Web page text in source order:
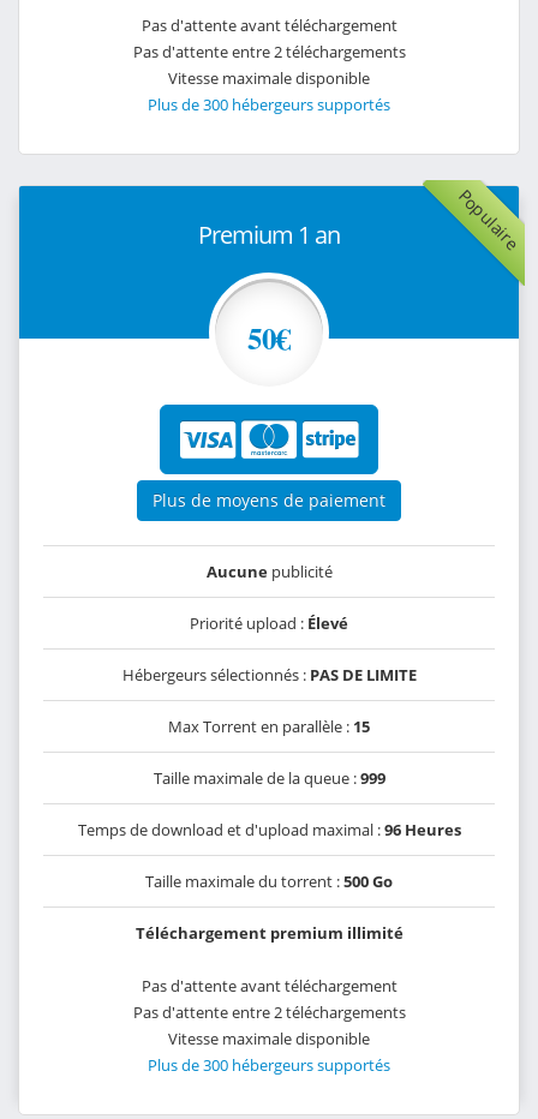
Pas d'attente avant téléchargement
Pas d'attente entre 2 téléchargements
Vitesse maximale disponible
Plus de 300 hébergeurs supportés
Populaire
Premium 1 an
50€
Plus de moyens de paiement
Aucunepublicité
Priorité upload : Élevé
Hébergeurs sélectionnés : PAS DE LIMITE
Max Torrent en parallèle : 15
Taille maximale de la queue :999
Temps de download et d'upload maximal :96 Heures
Taille maximale du torrent :500 Go
Téléchargement premium illimité
Pas d'attente avant téléchargement
Pas d'attente entre 2 téléchargements
Vitesse maximale disponible
Plus de 300 hébergeurs supportés